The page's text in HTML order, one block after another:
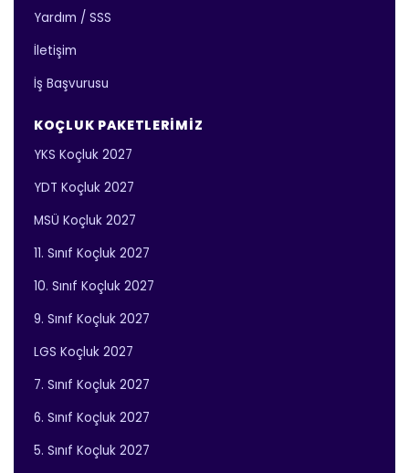
Yardım / SSS
İletişim
İş Başvurusu
KOÇLUK PAKETLERIMIZ
YKS Koçluk 2027
YDT Koçluk 2027
MSÜ Koçluk 2027
11. Sınıf Koçluk 2027
10. Sınıf Koçluk 2027
9. Sınıf Koçluk 2027
LGS Koçluk 2027
7. Sınıf Koçluk 2027
6. Sınıf Koçluk 2027
5. Sınıf Koçluk 2027